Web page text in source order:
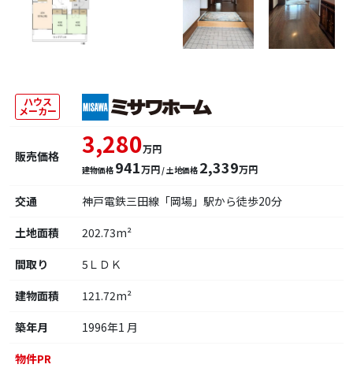
ハウス
メーカー
販売価格 3,280万円
建物価格 941万円/ 土地価格 2,339万円
交通
神戸電鉄三田線「岡場」駅から徒歩20分
土地面積
202.73m²
間取り
5ＬＤＫ
建物面積
121.72m²
築年月
1996年1 月
物件PR